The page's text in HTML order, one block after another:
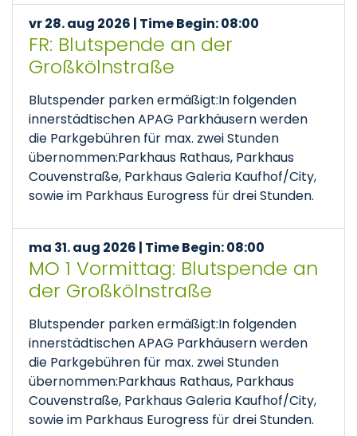
vr 28. aug 2026 | Time Begin: 08:00
FR: Blutspende an der
Großkölnstraße
Blutspender parken ermäßigt:In folgenden
innerstädtischen APAG Parkhäusern werden
die Parkgebühren für max. zwei Stunden
übernommen:Parkhaus Rathaus, Parkhaus
Couvenstraße, Parkhaus Galeria Kaufhof/City,
sowie im Parkhaus Eurogress für drei Stunden.
ma 31. aug 2026 | Time Begin: 08:00
MO 1 Vormittag: Blutspende an
der Großkölnstraße
Blutspender parken ermäßigt:In folgenden
innerstädtischen APAG Parkhäusern werden
die Parkgebühren für max. zwei Stunden
übernommen:Parkhaus Rathaus, Parkhaus
Couvenstraße, Parkhaus Galeria Kaufhof/City,
sowie im Parkhaus Eurogress für drei Stunden.